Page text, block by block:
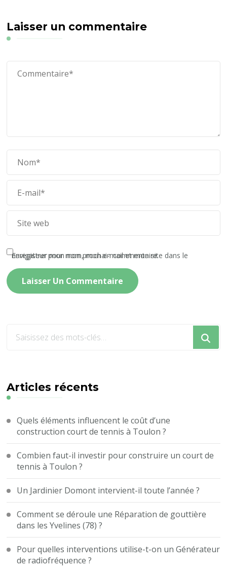
Laisser un commentaire
Enregistrer mon nom, mon e-mail et mon site dans le navigateur pour mon prochain commentaire.
?
Articles récents
Quels éléments influencent le coût d’une
construction court de tennis à Toulon ?
Combien faut-il investir pour construire un court de
tennis à Toulon ?
Un Jardinier Domont intervient-il toute l’année ?
Comment se déroule une Réparation de gouttière
dans les Yvelines (78) ?
Pour quelles interventions utilise-t-on un Générateur
de radiofréquence ?